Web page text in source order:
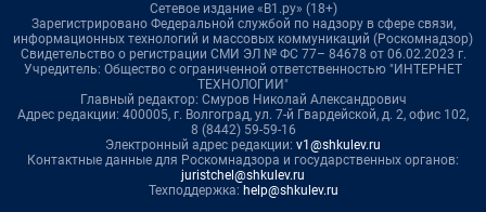
Сетевое издание «В1.ру» (18+)
Зарегистрировано Федеральной службой по надзору в сфере связи,
информационных технологий и массовых коммуникаций (Роскомнадзор)
Свидетельство о регистрации СМИ ЭЛ № ФС 77– 84678 от 06.02.2023 г.
Учредитель: Общество с ограниченной ответственностью "ИНТЕРНЕТ
ТЕХНОЛОГИИ"
Главный редактор: Смуров Николай Александрович
Адрес редакции: 400005, г. Волгоград, ул. 7-й Гвардейской, д. 2, офис 102,
8 (8442) 59-59-16
Электронный адрес редакции: v1@shkulev.ru
Контактные данные для Роскомнадзора и государственных органов:
juristchel@shkulev.ru
Техподдержка: help@shkulev.ru